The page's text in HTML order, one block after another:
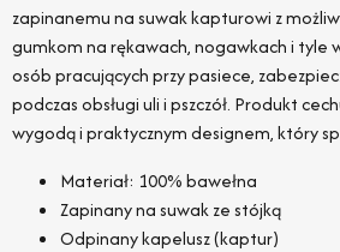
zapinanemu na suwak kapturowi z
gumkom na rękawach, nogawkach i tyle
osób pracujących przy pasiece,
podczas obsługi uli i pszczół. Produkt
wygodą i praktycznym designem, który
Materiał: 100% bawełna
Zapinany na suwak ze stójką
Odpinany kapelusz (kaptur)